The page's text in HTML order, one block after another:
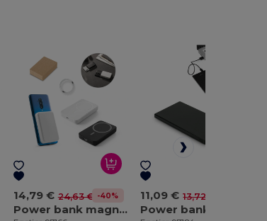
14,79 € 24,63 € -40%
Power bank magnética 5'000 mAh com carregador wireless super rápido 15W em ABS reciclado (100% rABS)
11,09 € 13,72 €